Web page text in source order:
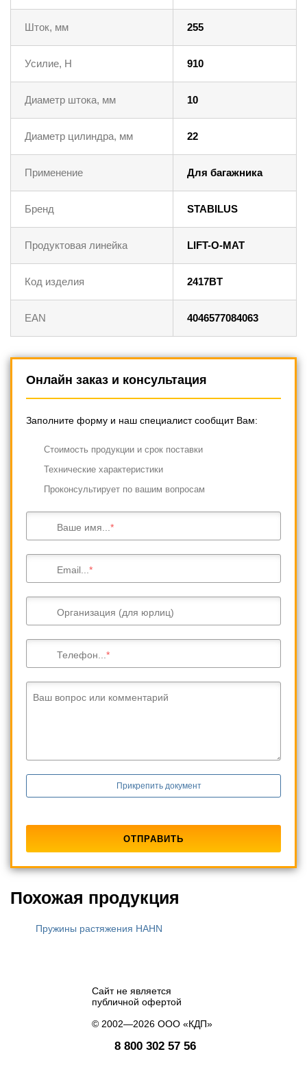
Шток, мм 255
Усилие, Н 910
Диаметр штока, мм 10
Диаметр цилиндра, мм 22
Применение Для багажника
Бренд STABILUS
Продуктовая линейка LIFT-O-MAT
Код изделия 2417BT
EAN 4046577084063
Онлайн заказ и консультация
Заполните форму и наш специалист сообщит Вам:
Cтоимость продукции и срок поставки
Технические характеристики
Проконсультирует по вашим вопросам
Ваше имя...
Email...
Организация (для юрлиц)
Телефон...
Ваш вопрос или комментарий
Прикрепить документ
Похожая продукция
Пружины растяжения HAHN
Сайт не является
публичной офертой
© 2002—2026 ООО «КДП»
8 800 302 57 56